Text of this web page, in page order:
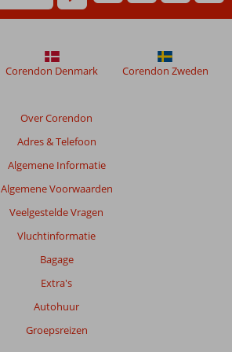
Over Corendon
Adres & Telefoon
Algemene Informatie
Algemene Voorwaarden
Veelgestelde Vragen
Vluchtinformatie
Bagage
Extra's
Autohuur
Groepsreizen
Corendon Denmark Corendon Zweden